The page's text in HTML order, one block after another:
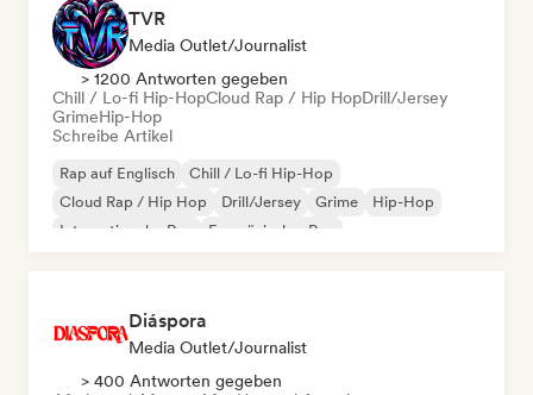
TVR
Media Outlet/Journalist
> 1200 Antworten gegeben
Chill / Lo-fi Hip-HopCloud Rap / Hip HopDrill/Jersey
GrimeHip-Hop
Schreibe Artikel
Rap auf Englisch
Chill / Lo-fi Hip-Hop
Cloud Rap / Hip Hop
Drill/Jersey Grime
Hip-Hop
Internationaler Rap
Französischer Rap
Diáspora
Media Outlet/Journalist
> 400 Antworten gegeben